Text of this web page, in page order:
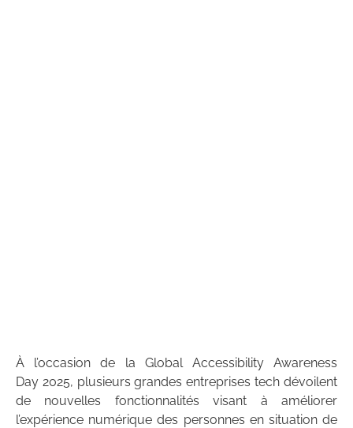
À l’occasion de la Global Accessibility Awareness
Day 2025, plusieurs grandes entreprises tech dévoilent
de nouvelles fonctionnalités visant à améliorer
l’expérience numérique des personnes en situation de